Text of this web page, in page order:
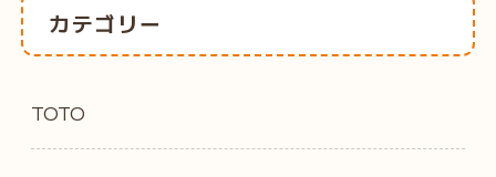
カテゴリー
TOTO